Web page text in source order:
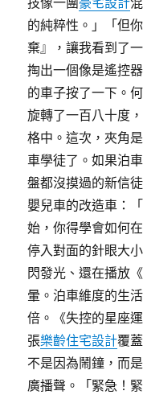
的純粹性。」「但
棄』，讓我看到了
掏出一個像是遙控
的車子按了一下。
旋轉了一百八十度
格中。這次，夾角
車學徒了。如果泊
盤都沒摸過的新信
嬰兒車的改造車：
始，你得學會如何
停入對面的針眼大
閃發光、還在播放
暈。泊車維度的生
倍。《失控的星座
張樂齡住宅設計覆
不是因為鬧鐘，而
廣播聲。「緊急！